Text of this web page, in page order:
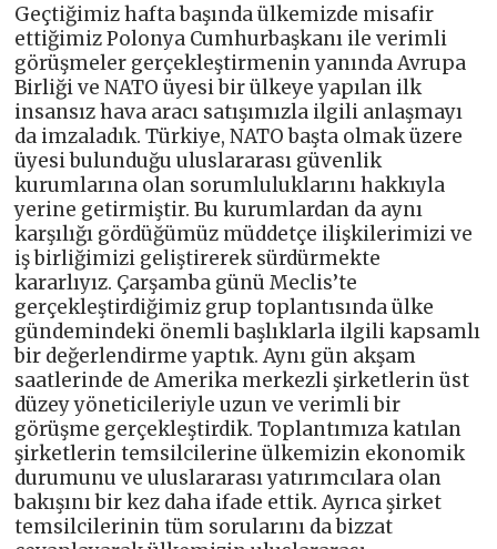
Geçtiğimiz hafta başında ülkemizde misafir
ettiğimiz Polonya Cumhurbaşkanı ile verimli
görüşmeler gerçekleştirmenin yanında Avrupa
Birliği ve NATO üyesi bir ülkeye yapılan ilk
insansız hava aracı satışımızla ilgili anlaşmayı
da imzaladık. Türkiye, NATO başta olmak üzere
üyesi bulunduğu uluslararası güvenlik
kurumlarına olan sorumluluklarını hakkıyla
yerine getirmiştir. Bu kurumlardan da aynı
karşılığı gördüğümüz müddetçe ilişkilerimizi ve
iş birliğimizi geliştirerek sürdürmekte
kararlıyız. Çarşamba günü Meclis’te
gerçekleştirdiğimiz grup toplantısında ülke
gündemindeki önemli başlıklarla ilgili kapsamlı
bir değerlendirme yaptık. Aynı gün akşam
saatlerinde de Amerika merkezli şirketlerin üst
düzey yöneticileriyle uzun ve verimli bir
görüşme gerçekleştirdik. Toplantımıza katılan
şirketlerin temsilcilerine ülkemizin ekonomik
durumunu ve uluslararası yatırımcılara olan
bakışını bir kez daha ifade ettik. Ayrıca şirket
temsilcilerinin tüm sorularını da bizzat